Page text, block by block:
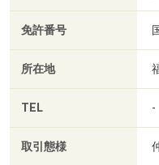
免許番号
所在地
TEL -
取引態様